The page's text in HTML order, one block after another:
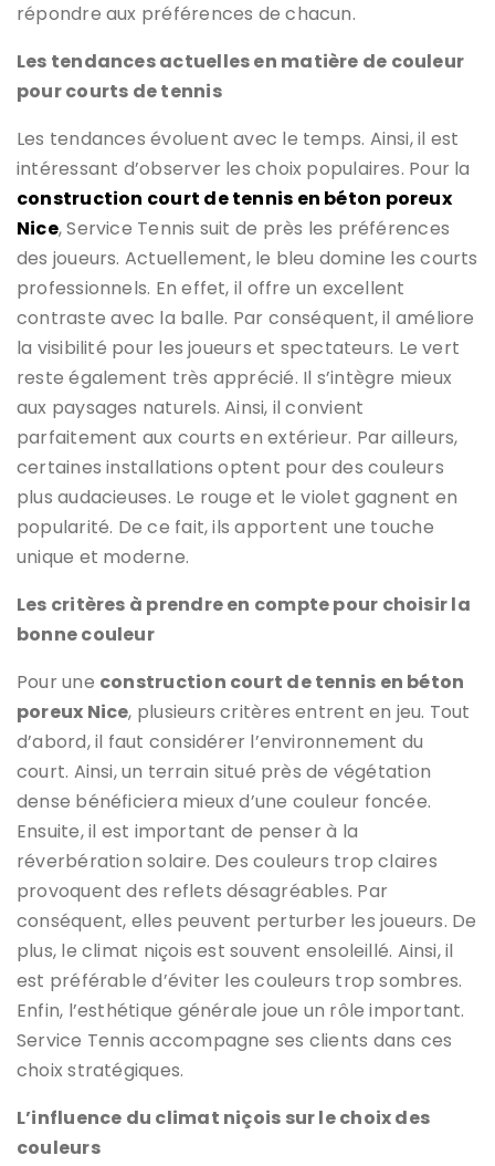
répondre aux préférences de chacun.
Les tendances actuelles en matière de couleur
pour courts de tennis
Les tendances évoluent avec le temps. Ainsi, il est
intéressant d’observer les choix populaires. Pour la
construction court de tennis en béton poreux
Nice, Service Tennis suit de près les préférences
des joueurs. Actuellement, le bleu domine les courts
professionnels. En effet, il offre un excellent
contraste avec la balle. Par conséquent, il améliore
la visibilité pour les joueurs et spectateurs. Le vert
reste également très apprécié. Il s’intègre mieux
aux paysages naturels. Ainsi, il convient
parfaitement aux courts en extérieur. Par ailleurs,
certaines installations optent pour des couleurs
plus audacieuses. Le rouge et le violet gagnent en
popularité. De ce fait, ils apportent une touche
unique et moderne.
Les critères à prendre en compte pour choisir la
bonne couleur
Pour une construction court de tennis en béton
poreux Nice, plusieurs critères entrent en jeu. Tout
d’abord, il faut considérer l’environnement du
court. Ainsi, un terrain situé près de végétation
dense bénéficiera mieux d’une couleur foncée.
Ensuite, il est important de penser à la
réverbération solaire. Des couleurs trop claires
provoquent des reflets désagréables. Par
conséquent, elles peuvent perturber les joueurs. De
plus, le climat niçois est souvent ensoleillé. Ainsi, il
est préférable d’éviter les couleurs trop sombres.
Enfin, l’esthétique générale joue un rôle important.
Service Tennis accompagne ses clients dans ces
choix stratégiques.
L’influence du climat niçois sur le choix des
couleurs